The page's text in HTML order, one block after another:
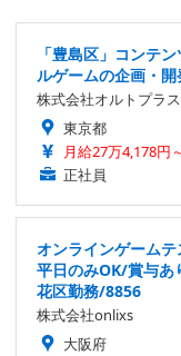
「豊島区」コンテ
ルゲームの企画・
株式会社オルトプラス
東京都
月給27万4,178円
正社員
オンラインゲーム
平日のみOK/賞与あ
花区勤務/8856
株式会社onlixs
大阪府